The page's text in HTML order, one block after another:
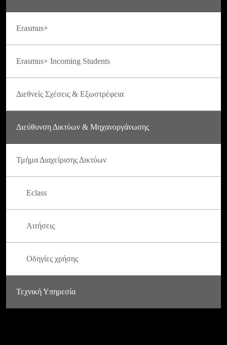
Erasmus+
Erasmus+ Incoming Students
Διεθνείς Σχέσεις & Εξωστρέφεια
Διεύθυνση Δικτύων & Μηχανοργάνωσης
Τμήμα Διαχείρισης Δικτύων
Eclass
Αιτήσεις
Οδηγίες χρήσης
Τεχνική Υπηρεσία